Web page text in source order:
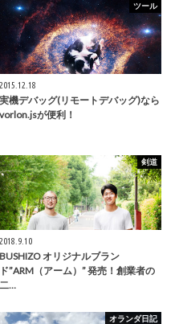
ツール
2015.12.18
実機デバッグ(リモートデバッグ)なら
vorlon.jsが便利！
剣道
2018.9.10
BUSHIZO オリジナルブラン
ド”ARM（アーム）” 発売！創業者の
二…
オランダ日記